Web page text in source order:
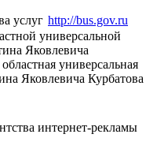
http://bus.gov.ru
универсальной
Яковлевича
универсальная
Яковлевича Курбатова
интернет-рекламы